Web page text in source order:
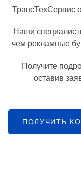
ТрансТехСервис
Наши
чем рекламные
Получите
оставив
ПОЛУЧИТЬ